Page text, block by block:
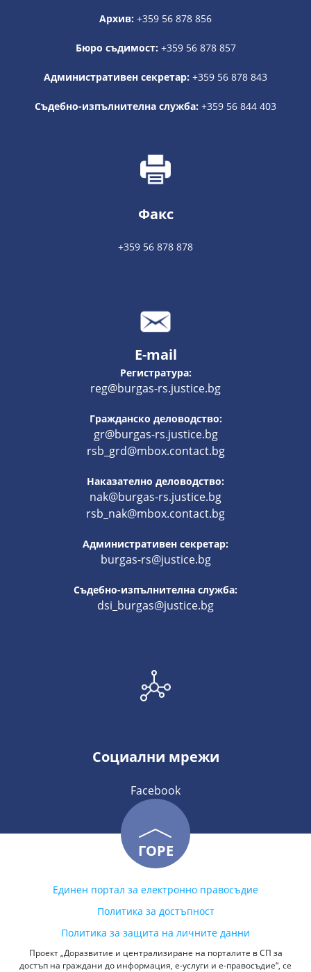
Архив: +359 56 878 856
Бюро съдимост: +359 56 878 857
Административен секретар: +359 56 878 843
Съдебно-изпълнителна служба: +359 56 844 403
Факс
+359 56 878 878
E-mail
Регистратура:
reg@burgas-rs.justice.bg
Гражданско деловодство:
gr@burgas-rs.justice.bg
rsb_grd@mbox.contact.bg
Наказателно деловодство:
nak@burgas-rs.justice.bg
rsb_nak@mbox.contact.bg
Административен секретар:
burgas-rs@justice.bg
Съдебно-изпълнителна служба:
dsi_burgas@justice.bg
Социални мрежи
Facebook
ГОРЕ
Единен портал за електронно правосъдие
Политика за достъпност
Политика за защита на личните данни
Проект „Доразвитие и централизиране на порталите в СП за
достъп на граждани до информация, е-услуги и е-правосъдие“, се